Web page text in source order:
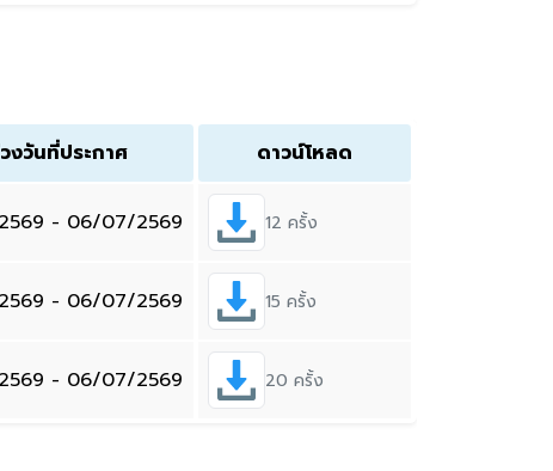
งวันที่ประกาศ ดาวน์โหลด
- 06/07/2569 12 ครั้ง
- 06/07/2569 15 ครั้ง
- 06/07/2569 20 ครั้ง